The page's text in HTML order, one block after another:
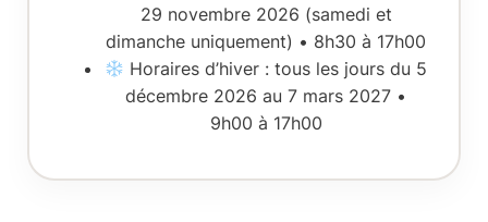
29 novembre 2026 (samedi et
dimanche uniquement) • 8h30 à 17h00
Horaires d’hiver : tous les jours du 5
décembre 2026 au 7 mars 2027 •
9h00 à 17h00